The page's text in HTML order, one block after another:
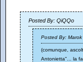
Posted By: QiQQo
Posted By: Marok
(comunque,
Antonietta"... la